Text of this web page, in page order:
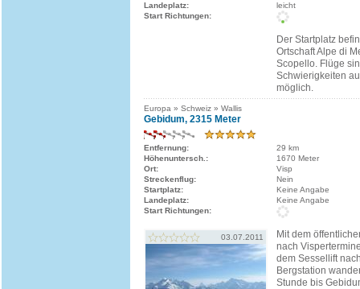
Landeplatz:
leicht
Start Richtungen:
Der Startplatz
Ortschaft Alpe di
Scopello. Flüge
Schwierigkeiten
möglich.
Europa » Schweiz » Wallis
Gebidum, 2315 Meter
Entfernung:
29 km
Höhenuntersch.:
1670 Meter
Ort:
Visp
Streckenflug:
Nein
Startplatz:
Keine Angabe
Landeplatz:
Keine Angabe
Start Richtungen:
03.07.2011
Mit dem
nach
dem Sessellift
Bergstation
Stunde bis